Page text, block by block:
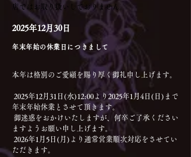
店ではお取り扱いしておりません。
2025年12月30日
年末年始の休業日につきまして
本年は格別のご愛顧を賜り厚く御礼申し上げます。
2025年12月31日(水)12:00より2025年1月4日(日)まで
年末年始休業とさせて頂きます。
御迷惑をおかけいたしますが、何卒ご了承ください
ますようお願い申し上げます。
2026年1月5日(月)より通常営業順次対応をさせてい
ただきます。